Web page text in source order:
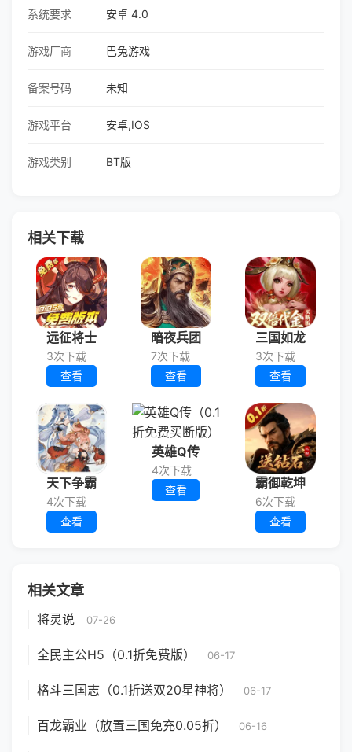
系统要求 安卓 4.0
游戏厂商 巴兔游戏
备案号码 未知
游戏平台 安卓,IOS
游戏类别 BT版
相关下载
远征将士
3次下载
查看
暗夜兵团
7次下载
查看
三国如龙
3次下载
查看
天下争霸
4次下载
查看
英雄Q传
4次下载
查看
霸御乾坤
6次下载
查看
相关文章
将灵说 07-26
全民主公H5（0.1折免费版） 06-17
格斗三国志（0.1折送双20星神将） 06-17
百龙霸业（放置三国免充0.05折） 06-16